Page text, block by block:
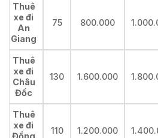
Thuê
xe đi
An
Giang
75 800.000
Thuê
xe đi
Châu
Đốc
130 1.600.000
Thuê
xe đi
Đồng
110 1.200.000